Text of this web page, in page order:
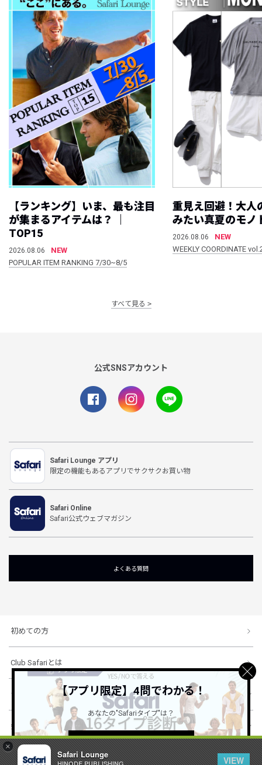
×
Safari Lounge
VIEW
【ランキング】いま、最も注目
が集まるアイテムは？ ｜
TOP15
2026.08.06
NEW
POPULAR ITEM RANKING 7/30~8/5
重見え回避！大人
みたい真夏のモノ
2026.08.06
NEW
WEEKLY COORDINATE
すべて見る
公式SNSアカウント
Safari Lounge アプリ
限定の機能もあるアプリでサクサクお買い物
Safari Online
Safari公式ウェブマガジン
よくある質問
初めての方
Club Safariとは
ショッピングガイド
会社概要・規約
【アプリ限定】4問でわかる！
あなたの"Safariタイプ"は？
詳しくはこちら ＞